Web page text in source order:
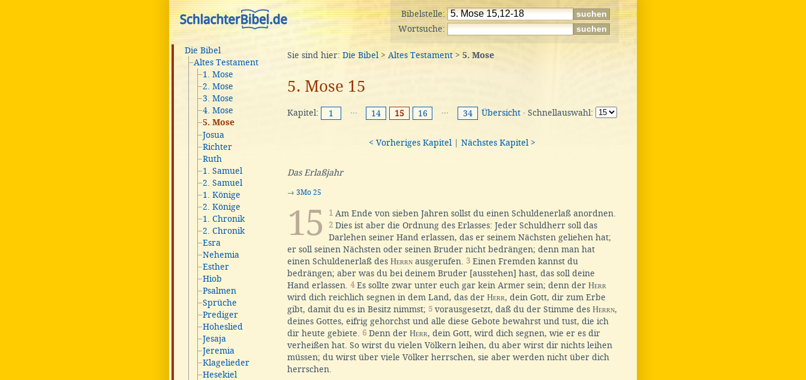
Bibelstelle:
Wortsuche:
Die Bibel
Altes Testament
1. Mose
2. Mose
3. Mose
4. Mose
5. Mose
Josua
Richter
Ruth
1. Samuel
2. Samuel
1. Könige
2. Könige
1. Chronik
2. Chronik
Esra
Nehemia
Esther
Hiob
Psalmen
Sprüche
Prediger
Hoheslied
Jesaja
Jeremia
Klagelieder
Hesekiel
Sie sind hier: Die Bibel> Altes Testament>5. Mose
5. Mose 15
Kapitel: 1 ··· 14 15 16 ··· 34 Übersicht · Schnellauswahl:
< Vorheriges Kapitel Nächstes Kapitel >
Das Erlaßjahr
→ 3Mo 25
15 1 Am Ende von sieben Jahren sollst du einen Schuldenerlaß anordnen.
2 Dies ist aber die Ordnung des Erlasses: Jeder Schuldherr soll das
Darlehen seiner Hand erlassen, das er seinem Nächsten geliehen hat;
er soll seinen Nächsten oder seinen Bruder nicht bedrängen; denn man hat
einen Schuldenerlaß des Herrn ausgerufen. 3 Einen Fremden kannst du
bedrängen; aber was du bei deinem Bruder [ausstehen] hast, das soll deine
Hand erlassen. 4Es sollte zwar unter euch gar kein Armer sein; denn der Herr
wird dich reichlich segnen in dem Land, das der Herr, dein Gott, dir zum Erbe
gibt, damit du es in Besitz nimmst; 5 vorausgesetzt, daß du der Stimme des Herrn,
deines Gottes, eifrig gehorchst und alle diese Gebote bewahrst und tust, die ich
dir heute gebiete. 6 Denn der Herr, dein Gott, wird dich segnen, wie er es dir
verheißen hat. So wirst du vielen Völkern leihen, du aber wirst dir nichts leihen
müssen; du wirst über viele Völker herrschen, sie aber werden nicht über dich
herrschen.